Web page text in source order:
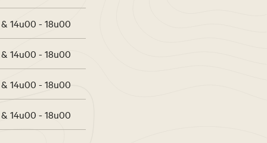
14u00 - 18u00
14u00 - 18u00
14u00 - 18u00
14u00 - 18u00